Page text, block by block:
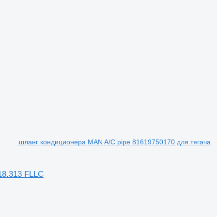
шланг кондиционера MAN A/C pipe 81619750170 для тягача
FLLC